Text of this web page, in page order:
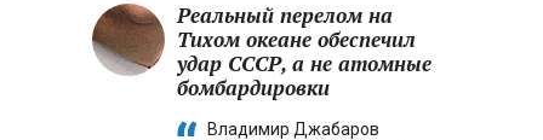
Реальный перелом на
Тихом океане обеспечил
удар СССР, а не атомные
бомбардировки
Владимир Джабаров